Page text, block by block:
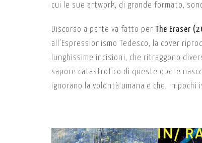
cui le sue artwork, di grande formato,
Discorso a parte va fatto per The Eraser
all’Espressionismo Tedesco, la cover
lunghissime incisioni, che ritraggono
sapore catastrofico di queste opere
ignorano la volontà umana e che, in